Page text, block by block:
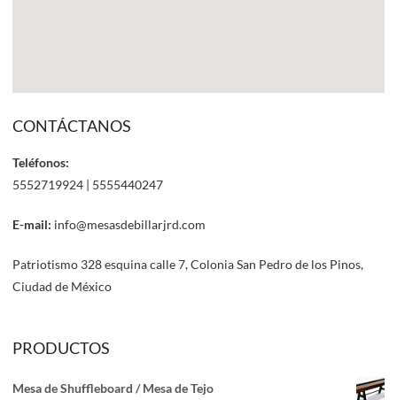
CONTÁCTANOS
Teléfonos:
5552719924 | 5555440247
E-mail: info@mesasdebillarjrd.com
Patriotismo 328 esquina calle 7, Colonia San Pedro de los Pinos,
Ciudad de México
PRODUCTOS
Mesa de Shuffleboard / Mesa de Tejo
¡Solicita Informes de la Mesa de Billar u